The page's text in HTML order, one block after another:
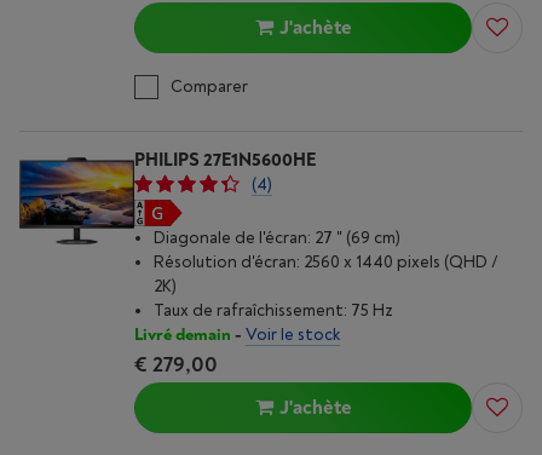
J'achète
Comparer
PHILIPS 27E1N5600HE
(4)
Diagonale de l'écran: 27 " (69 cm)
Résolution d'écran: 2560 x 1440 pixels (QHD /
2K)
Taux de rafraîchissement: 75 Hz
Livré demain - Voir le stock
€ 279,00
J'achète